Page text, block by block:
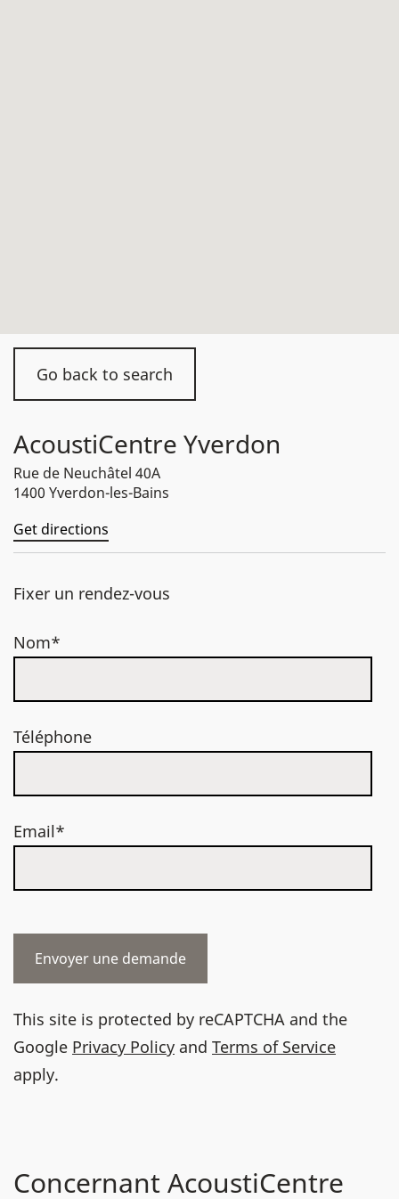
Go back to search
AcoustiCentre Yverdon
Rue de Neuchâtel 40A
1400 Yverdon-les-Bains
Get directions
Fixer un rendez-vous
Nom*
Téléphone
Email*
This site is protected by reCAPTCHA and the
Google Privacy Policy and Terms of Service
apply.
Concernant AcoustiCentre